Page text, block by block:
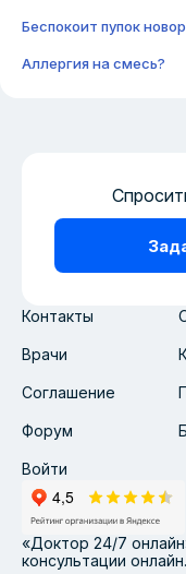
Беспокоит пупок
Аллергия на смесь?
Контакты
Врачи
Соглашение
Форум
Войти
«Доктор 24/7
консультации онлайн.